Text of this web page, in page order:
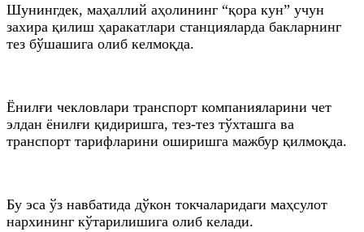
Шунингдек, маҳаллий аҳолининг “қора кун” учун
захира қилиш ҳаракатлари станцияларда бакларнинг
тез бўшашига олиб келмоқда.
Ёнилғи чекловлари транспорт компанияларини чет
элдан ёнилғи қидиришга, тез-тез тўхташга ва
транспорт тарифларини оширишга мажбур қилмоқда.
Бу эса ўз навбатида дўкон токчаларидаги маҳсулот
нархининг кўтарилишига олиб келади.